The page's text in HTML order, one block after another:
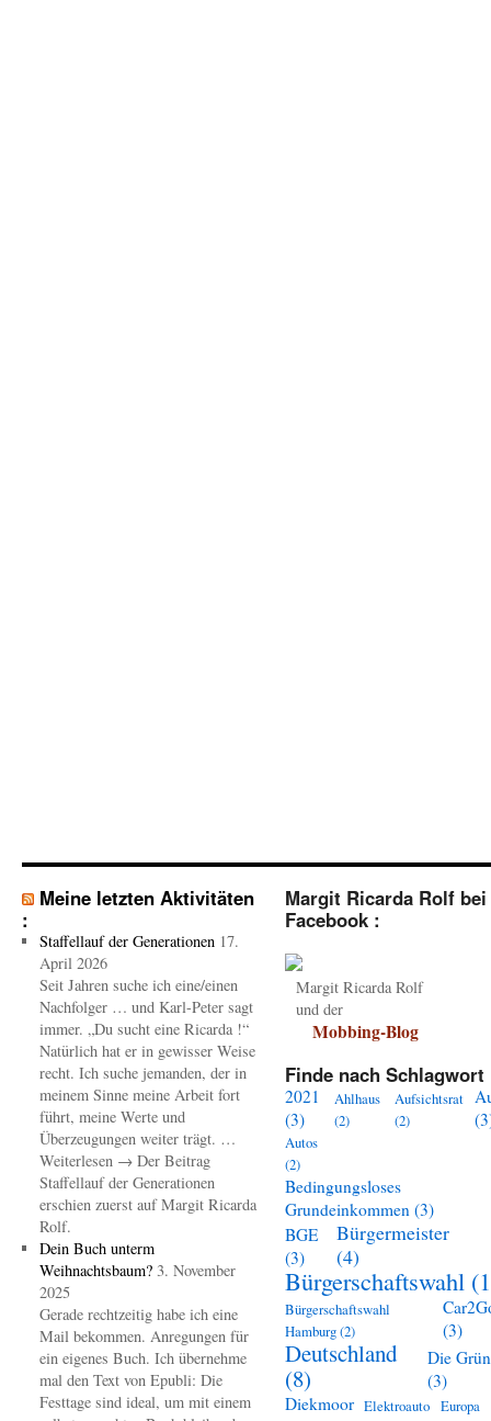
Meine letzten Aktivitäten
:
Staffellauf der Generationen 17.
April 2026
Seit Jahren suche ich eine/einen
Nachfolger … und Karl-Peter sagt
immer. „Du sucht eine Ricarda !“
Natürlich hat er in gewisser Weise
recht. Ich suche jemanden, der in
meinem Sinne meine Arbeit fort
führt, meine Werte und
Überzeugungen weiter trägt. …
Weiterlesen → Der Beitrag
Staffellauf der Generationen
erschien zuerst auf Margit Ricarda
Rolf.
Dein Buch unterm
Weihnachtsbaum? 3. November
2025
Gerade rechtzeitig habe ich eine
Mail bekommen. Anregungen für
ein eigenes Buch. Ich übernehme
mal den Text von Epubli: Die
Festtage sind ideal, um mit einem
Margit Ricarda Rolf bei
Facebook :
Margit Ricarda Rolf
und der
Mobbing-Blog
Finde nach Schlagwort
2021
(3)
Ahlhaus
(2)
Aufsichtsrat
(2)
Autos
(2)
Bedingungsloses
Grundeinkommen (3)
BGE
(3)
Bürgermeister
(4)
Bürgerschaftswahl
Bürgerschaftswahl
Hamburg(2)
(3)
Deutschland
(8)
Die
(3)
Diekmoor Elektroauto Europa